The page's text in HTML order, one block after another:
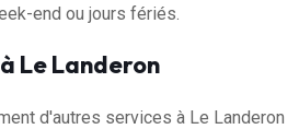
end ou jours fériés.
Le Landeron
d'autres services à Le Landeron